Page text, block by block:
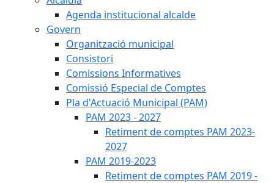
Agenda institucional alcalde
Govern
Organització municipal
Consistori
Comissions Informatives
Comissió Especial de Comptes
Pla d'Actuació Municipal (PAM)
PAM 2023 - 2027
Retiment de comptes PAM 2023-
2027
PAM 2019-2023
Retiment de comptes PAM 2019 -